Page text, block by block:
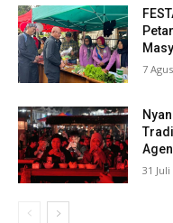
7
31 Juli